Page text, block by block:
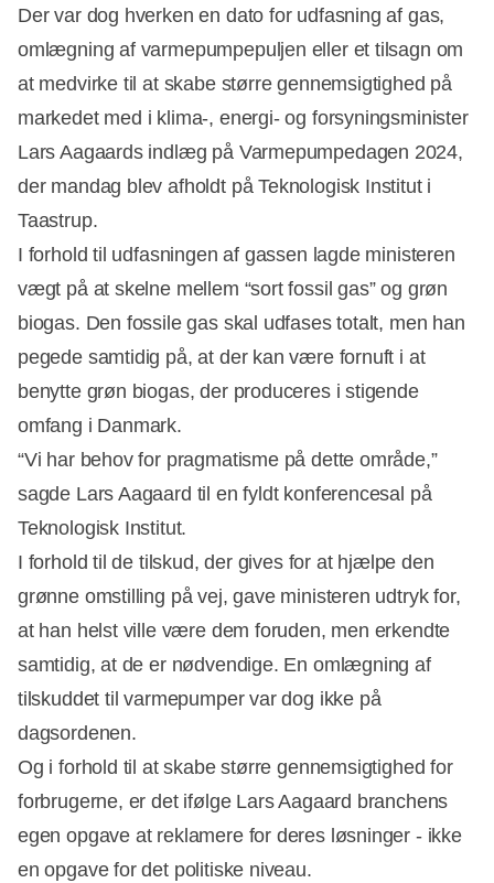
Annonce
Der var dog hverken en dato for udfasning af gas,
omlægning af varmepumpepuljen eller et tilsagn om
at medvirke til at skabe større gennemsigtighed på
markedet med i klima-, energi- og forsyningsminister
Lars Aagaards indlæg på Varmepumpedagen 2024,
der mandag blev afholdt på Teknologisk Institut i
Taastrup.
I forhold til udfasningen af gassen lagde ministeren
vægt på at skelne mellem “sort fossil gas” og grøn
biogas. Den fossile gas skal udfases totalt, men han
pegede samtidig på, at der kan være fornuft i at
benytte grøn biogas, der produceres i stigende
omfang i Danmark.
“Vi har behov for pragmatisme på dette område,”
sagde Lars Aagaard til en fyldt konferencesal på
Teknologisk Institut.
I forhold til de tilskud, der gives for at hjælpe den
grønne omstilling på vej, gave ministeren udtryk for,
at han helst ville være dem foruden, men erkendte
samtidig, at de er nødvendige. En omlægning af
tilskuddet til varmepumper var dog ikke på
dagsordenen.
Og i forhold til at skabe større gennemsigtighed for
forbrugerne, er det ifølge Lars Aagaard branchens
egen opgave at reklamere for deres løsninger - ikke
en opgave for det politiske niveau.